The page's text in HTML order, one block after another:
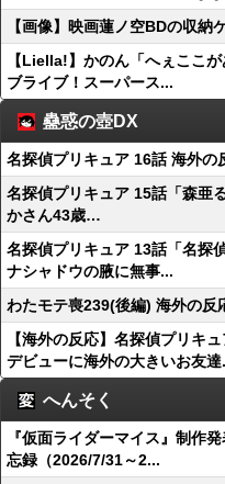
【画像】映画蓮ノ空BDの収納
【Liella!】かのん「へぇここ
ブライブ！スーパース...
蠱惑の壺DX
名探偵プリキュア 16話 海外の
名探偵プリキュア 15話「森亜
かさん43歳…
名探偵プリキュア 13話「名探
ナシャドウの腋に無事...
わたモテ喪239(後編) 海外の反
【海外の反応】名探偵プリキ
デビューに海外の大きいお友達
へんそく
『仮面ライダーマイス』制作
忘録（2026/7/31～2...